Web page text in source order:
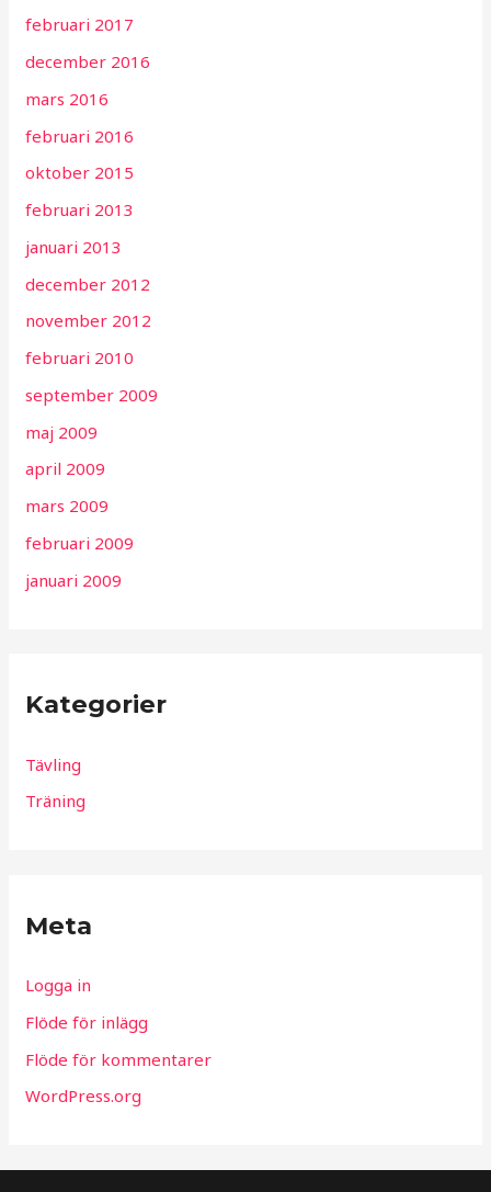
februari 2017
december 2016
mars 2016
februari 2016
oktober 2015
februari 2013
januari 2013
december 2012
november 2012
februari 2010
september 2009
maj 2009
april 2009
mars 2009
februari 2009
januari 2009
Kategorier
Tävling
Träning
Meta
Logga in
Flöde för inlägg
Flöde för kommentarer
WordPress.org